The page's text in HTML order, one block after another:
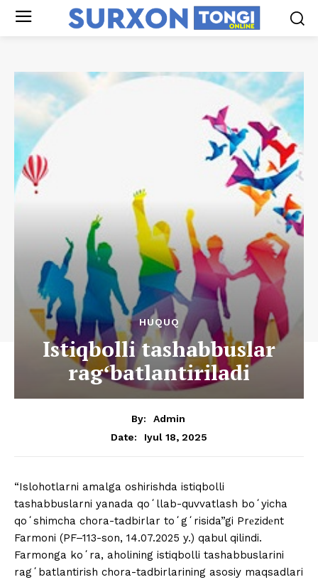
HUQUQ
Istiqbolli tashabbuslar
ragʻbatlantiriladi
By:
Admin
Date:
Iyul 18, 2025
“Islohotlarni amalga oshirishda istiqbolli
tashabbuslarni yanada qoʻllab-quvvatlash boʻyicha
qoʻshimcha chora-tadbirlar toʻgʻrisida”gi Prеzidеnt
Farmoni (PF–113-son, 14.07.2025 y.) qabul qilindi.
Farmonga koʻra, aholining istiqbolli tashabbuslarini
ragʻbatlantirish chora-tadbirlarining asosiy maqsadlari